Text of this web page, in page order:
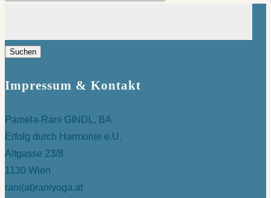
Impressum & Kontakt
Pamela-Rani GINDL, BA
Erfolg durch Harmonie e.U.
Altgasse 23/8
1130 Wien
rani(at)raniyoga.at